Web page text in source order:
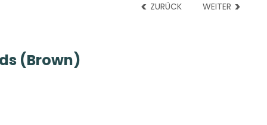
ZURÜCK WEITER
(Brown)